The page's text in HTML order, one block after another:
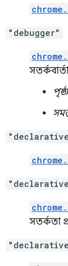
"debugger"
সতর্কতা